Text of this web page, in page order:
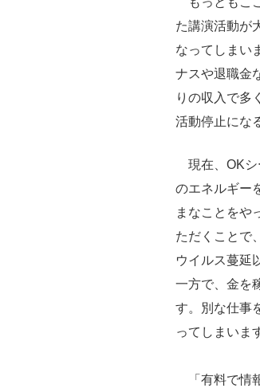
た講演活動が
なってしまい
ナスや退職金
りの収入で多
活動停止にな
現在、OKシ
のエネルギー
まなことをや
ただくことで
ウイルス蔓延
一方で、金を
す。別な仕事
ってしまいま
「有料で情